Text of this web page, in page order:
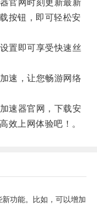
官网时刻更新最新
按钮，即可轻松安
置即可享受快速丝
速，让您畅游网络
速器官网，下载安
效上网体验吧！。
功能。比如，可以增加